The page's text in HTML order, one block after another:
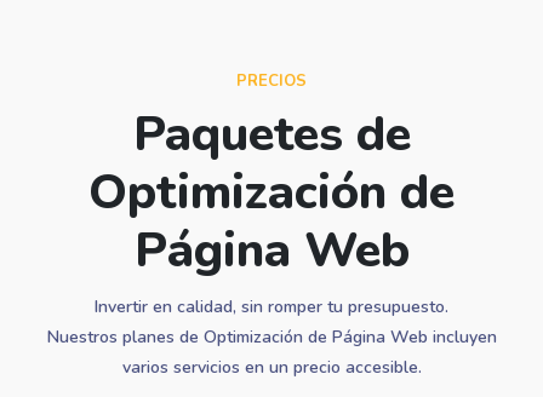
PRECIOS
Paquetes de
Optimización de
Página Web
Invertir en calidad, sin romper tu presupuesto.
Nuestros planes de Optimización de Página Web incluyen
varios servicios en un precio accesible.